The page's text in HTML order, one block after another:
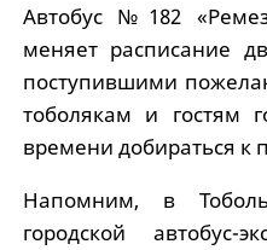
Автобус №182
меняет расписание
поступившими
тоболякам и гостям
времени добираться к
Напомним, в
городской автобус-